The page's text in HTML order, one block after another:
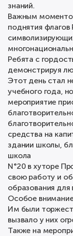
знаний.
Важным
поднятия
Ребята с
демонстрируя
Этот день стал
учебного года,
мероприятие
средства на
здании школы,
школа
N°20 в хуторе
свою работу и
образования для
Особое
Им были
вызвало у них
Также на